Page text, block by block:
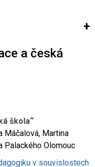
a šikana Závislostní
a česká
škola“
Máčalová, Martina
Palackého Olomouc
v souvislostech